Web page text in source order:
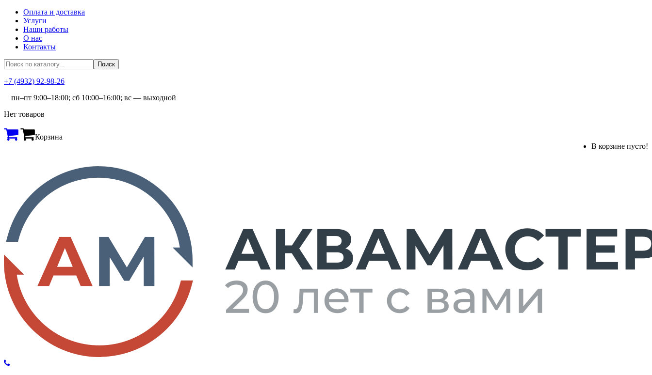
Оплата и доставка
Услуги
Наши работы
О нас
Контакты
+7 (4932) 92-98-26
пн–пт 9:00–18:00; сб 10:00–16:00; вс — выходной
Нет товаров
Корзина
В корзине пусто!